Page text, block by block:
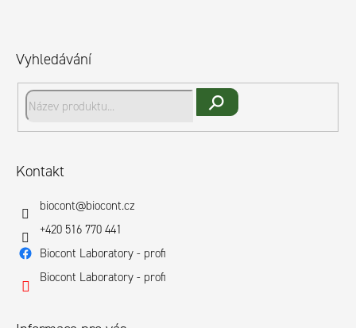
Vyhledávání
Kontakt
biocont@biocont.cz
+420 516 770 441
Biocont Laboratory - profi
Biocont Laboratory - profi